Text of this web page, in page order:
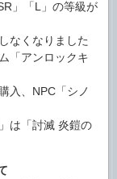
」「L」の等級が
なくなりました
「アンロックキ
入、NPC「シノ
は「討滅 炎鎧の